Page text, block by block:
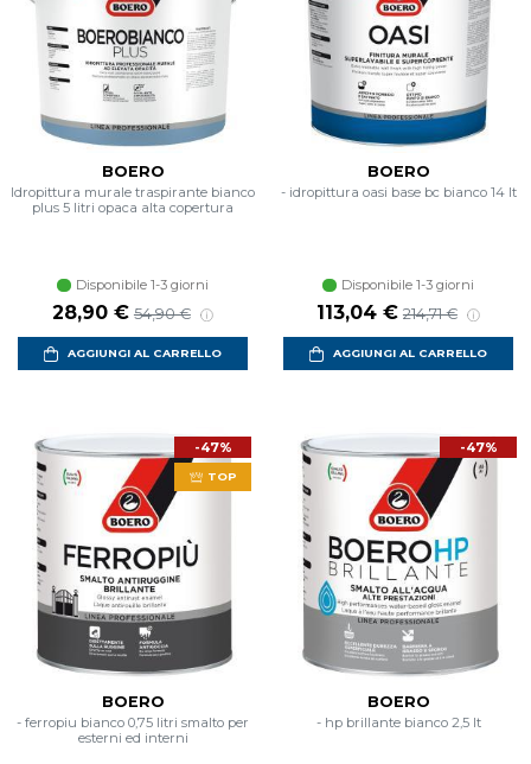
BOERO
Idropittura murale traspirante bianco
plus 5 litri opaca alta copertura
Disponibile 1-3 giorni
Prezzo scontato
28,90 € Prezzo di listino
54,90 €
AGGIUNGI AL CARRELLO
BOERO
- idropittura oasi base bc bianco 14 lt
Disponibile 1-3 giorni
Prezzo scontato
113,04 € Prezzo di
214,71 €
AGGIUNGI AL CARRELLO
-47%
TOP
BOERO
- ferropiu bianco 0,75 litri smalto per
esterni ed interni
-47%
BOERO
- hp brillante bianco 2,5 lt